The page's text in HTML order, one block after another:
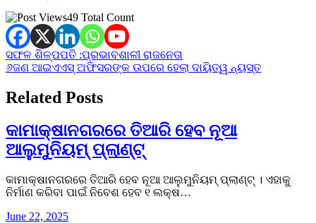
49 Total Count
Post
navigation
ସଫଳ ଶିଳ୍ପପତି :ପ୍ରଭାବଶାଳୀ ରାଜନେତା
୬ଜଣ ଆଇଏଏସ୍ ଅଫିସରଙ୍କ ଉପରେ ହେଲା ଦାୟିତ୍ୱ ନ୍ୟସ୍ତ
Related Posts
କାମାକ୍ଷାନଗରରେ ତିଆରି ହେବ ନୂଆ
ଆଲୁମୁନିୟମ୍‌ ପ୍ଲାଣ୍ଟ୍‌
କାମାକ୍ଷାନଗରରେ ତିଆରି ହେବ ନୂଆ ଆଲୁମୁନିୟମ୍‌ ପ୍ଲାଣ୍ଟ୍‌ । ଏହାକୁ
ନିର୍ମାଣ କରିବା ପାଇଁ ନିବେଶ ହେବ ୧ ଲକ୍ଷ…
June 22, 2025